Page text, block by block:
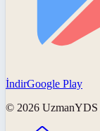
İndirGoogle Play
© 2026 UzmanYDS